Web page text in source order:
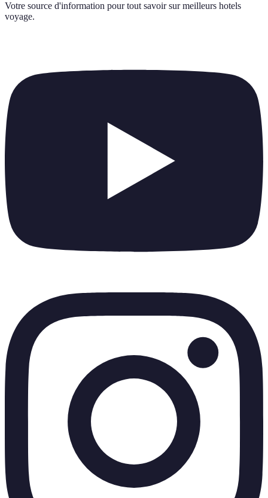
Votre source d'information pour tout savoir sur meilleurs hotels
voyage.